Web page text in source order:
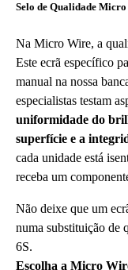
Selo de Qualidade
Na Micro Wire, a
Este ecrã específico
manual na nossa
especialistas testam
uniformidade do
superfície e a
cada unidade está
receba um
Não deixe que um
numa substituição de
6S.
Escolha a Micro